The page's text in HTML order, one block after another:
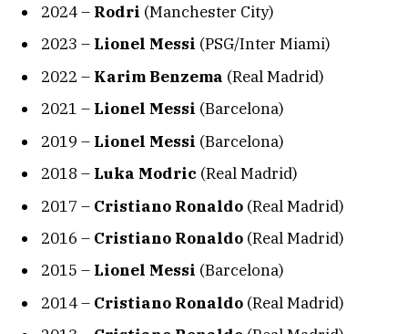
2024 – Rodri (Manchester City)
2023 – Lionel Messi (PSG/Inter Miami)
2022 – Karim Benzema (Real Madrid)
2021 – Lionel Messi (Barcelona)
2019 – Lionel Messi (Barcelona)
2018 – Luka Modric (Real Madrid)
2017 – Cristiano Ronaldo (Real Madrid)
2016 – Cristiano Ronaldo (Real Madrid)
2015 – Lionel Messi (Barcelona)
2014 – Cristiano Ronaldo (Real Madrid)